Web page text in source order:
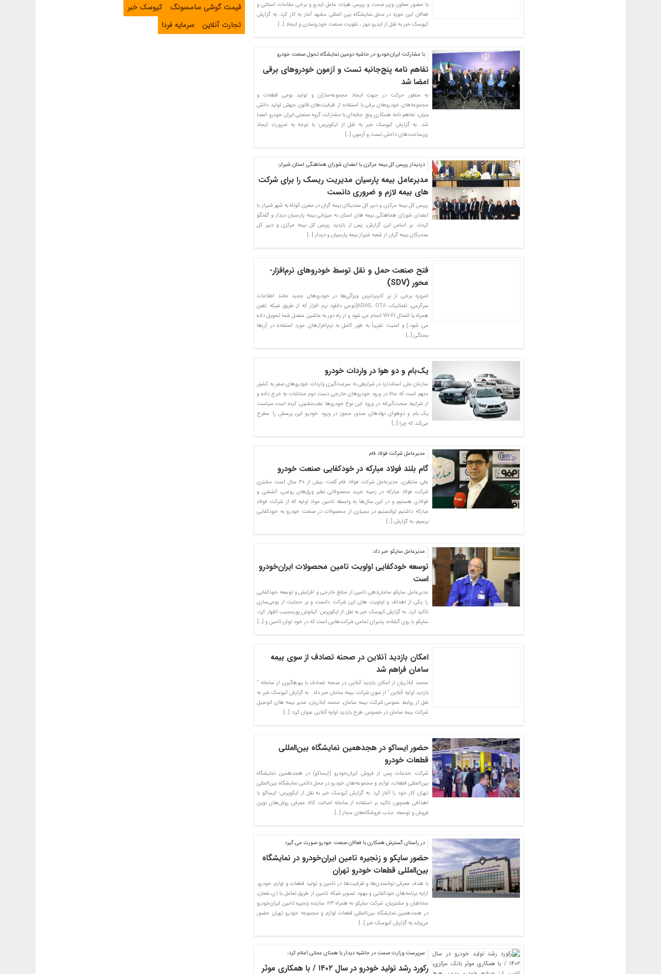
با حضور معاون وزیر صمت و رییس هیات عامل ایدرو و برخی مقامات استانی و
فعالان این حوزه در محل نمایشگاه بین المللی مشهد آغاز به کار کرد. به گزارش
کیوسک خبر به نقل از ایدرو نیوز ، تقویت صنعت خودروسازی و ایجاد […]
با مشارکت ایران‌خودرو در حاشیه دومین نمایشگاه تحول صنعت خودرو
تفاهم نامه پنج‌جانبه تست و آزمون خودروهای برقی
امضا شد
به منظور حرکت در جهت ایجاد مجموعه‌سازان و تولید بومی قطعات و
مجموعه‌های خودروهای برقی با استفاده از ظرفیت‌های قانون جهش تولید دانش
بنیان، تفاهم نامه همکاری پنج جانبه‌ای با مشارکت گروه صنعتی ایران خودرو امضا
شد. به گزارش کیوسک خبر به نقل از ایکوپرس- با توجه به ضرورت ایجاد
زیرساخت‌های داخلی تست و آزمون […]
دردیدار رییس کل بیمه مرکزی با اعضای شورای هماهنگی استان شیراز؛
مدیرعامل بیمه پارسیان مدیریت ریسک را برای شرکت
های بیمه لازم و ضروری دانست
رییس کل بیمه مرکزی و دبیر کل سندیکای بیمه گران در سفری کوتاه به شهر شیراز با
اعضای شورای هماهنگی بیمه های استان به میزبانی بیمه پارسیان دیدار و گفتگو
کردند. بر اساس این گزارش، پس از بازدید رییس کل بیمه مرکزی و دبیر کل
سندیکای بیمه گران از شعبه شیراز بیمه پارسیان و دیدار […]
فتح صنعت حمل و نقل توسط خودروهای نرم‌افزار-
محور (SDV)
امروزه برخی از پر کاربردترین ویژگی‌ها در خودروهای جدید مانند اطلاعات
سرگرمی، تلماتیک، ADAS، OTA(نوعی دانلود نرم افزار که از طریق شبکه تلفن
همراه یا اتصال Wi-Fi انجام می شود و از راه دور به ماشین متصل شما تحویل داده
می شود.) و امنیت تقریباً به طور کامل به نرم‌افزارهای مورد استفاده در آن‌ها
بستگی […]
یک‌بام و دو هوا در واردات خودرو
سازمان ملی استاندارد در شرایطی به سرعت‌گیری واردات خودروهای صفر به کشور
متهم است که حالا در ورود خودروهای خارجی دست دوم مماشات به خرج داده و
از شرایط سخت‌گیرانه در ورود این نوع خودروها عقب‌نشینی کرده است.سیاست
یک بام و دوهوای نهادهای صدور مجوز در ورود خودرو این پرسش را مطرح
می‌کند که چرا […]
مدیرعامل شرکت فولاد فام
گام بلند فولاد مبارکه در خودکفایی صنعت خودرو
علی منتظری، مدیرعامل شرکت فولاد فام گفت: بیش از ۳۰ سال است مشتری
شرکت فولاد مبارکه در زمینه خرید محصولاتی نظیر ورق‌های روغنی، کششی و
فولادی هستیم و در این سال‌ها به واسطه تامین مواد اولیه که از شرکت فولاد
مبارکه داشتیم توانستیم در بسیاری از محصولات در صنعت خودرو به خودکفایی
برسیم. به گزارش […]
مدیرعامل ساپکو خبر داد:
توسعه خودکفایی اولویت تامین محصولات ایران‌خودرو
است
مدیرعامل ساپکو سامان‌دهی تامین از منابع خارجی و افزایش و توسعه خودکفایی
را یکی از اهداف و اولویت های این شرکت دانست و بر حمایت از بومی‌سازی
تاکید کرد. به گزارش کیوسک خبر به نقل از ایکوپرس- کیانوش پورمجیب اظهار کرد:
ساپکو با روی گشاده، پذیرای تمامی شرکت‌هایی است که در خود توان تامین و […]
امکان بازدید آنلاین در صحنه تصادف از سوی بیمه
سامان فراهم شد
محمد اباذریان از امکان بازدید آنلاین در صحنه تصادف با بهره‎گیری از سامانه ”
بازدید اولیه آنلاین ” از سوی شرکت بیمه سامان خبر داد. ⁠ به گزارش کیوسک خبر به
نقل از روابط عمومی شرکت بیمه سامان، محمد اباذریان، مدیر بیمه های اتومبیل
شرکت بیمه سامان در خصوص طرح بازدید اولیه آنلاین عنوان کرد: […]
حضور ایساکو در هجدهمین نمایشگاه بین‌المللی
قطعات خودرو
شرکت خدمات پس از فروش ایران‌خودرو (ایساکو) در هجدهمین نمایشگاه
بین‌المللی قطعات، لوازم و مجموعه‌های خودرو در محل دائمی نمایشگاه بین‌المللی
تهران کار خود را آغاز کرد. به گزارش کیوسک خبر به نقل از ایکوپرس- ایساکو با
اهدافی همچون تاکید بر استفاده از سامانه اصالت کالا، معرفی روش‌های نوین
فروش و توسعه، جذب فروشگاه‌های مجاز […]
در راستای گسترش همکاری با فعالان صنعت خودرو صورت می گیرد
حضور ساپکو و زنجیره تامین ایران‌خودرو در نمایشگاه
بین‌المللی قطعات خودرو تهران
با هدف معرفی توانمندی‌ها و ظرفیت‌ها در تامین و تولید قطعات و لوازم خودرو،
ارایه برنامه‌های خودکفایی و بهبود تصویر شبکه تامین از طریق تعامل با ذی نفعان،
مخاطبان و مشتریان، شرکت ساپکو به همراه ۱۲۳ سازنده زنجیره تامین ایران‌خودرو
در هجدهمین نمایشگاه بین‌المللی قطعات لوازم و مجموعه خودرو تهران حضور
می‌یابد.به گزارش کیوسک خبر […]
سرپرست وزارت صمت در حاشیه دیدار با همتای عمانی اعلام کرد:
رکورد رشد تولید خودرو در سال ۱۴۰۲ / با همکاری موثر
قیمت گوشی سامسونگ
کیوسک خبر
تجارت آنلاین
سرمایه فردا